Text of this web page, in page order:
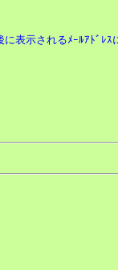
表示されるﾒｰﾙｱﾄﾞﾚ